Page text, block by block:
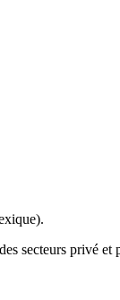
secteurs privé et